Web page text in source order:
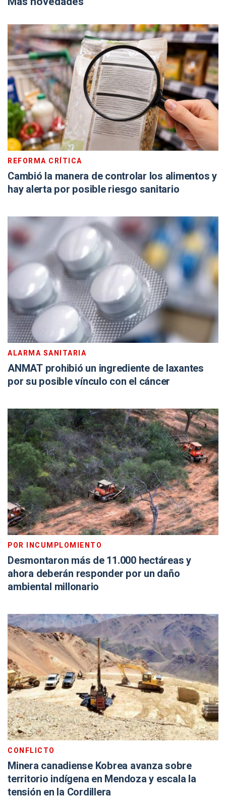
REFORMA CRÍTICA
Cambió la manera de controlar los alimentos y
hay alerta por posible riesgo sanitario
ALARMA SANITARIA
ANMAT prohibió un ingrediente de laxantes
por su posible vínculo con el cáncer
POR INCUMPLOMIENTO
Desmontaron más de 11.000 hectáreas y
ahora deberán responder por un daño
ambiental millonario
CONFLICTO
Minera canadiense Kobrea avanza sobre
territorio indígena en Mendoza y escala la
tensión en la Cordillera